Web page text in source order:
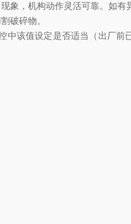
，机构动作灵活可靠。如有
破碎物。
该值设定是否适当（出厂前